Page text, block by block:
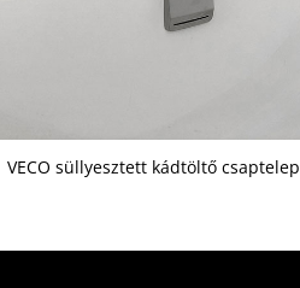
VECO süllyesztett kádtöltő csaptelep